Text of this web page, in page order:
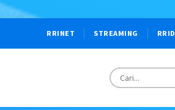
RRINET STREAMING